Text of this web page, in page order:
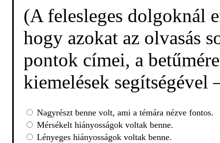
(A felesleges dolgoknál
hogy azokat az olvasás
pontok címei, a
kiemelések
Nagyrészt benne volt, ami a témára nézve fontos.
Mérsékelt hiányosságok voltak benne.
Lényeges hiányosságok voltak benne.